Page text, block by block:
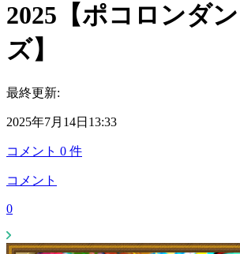
2025【ポコロンダ
ズ】
最終更新:
2025年7月14日13:33
コメント 0 件
コメント
0